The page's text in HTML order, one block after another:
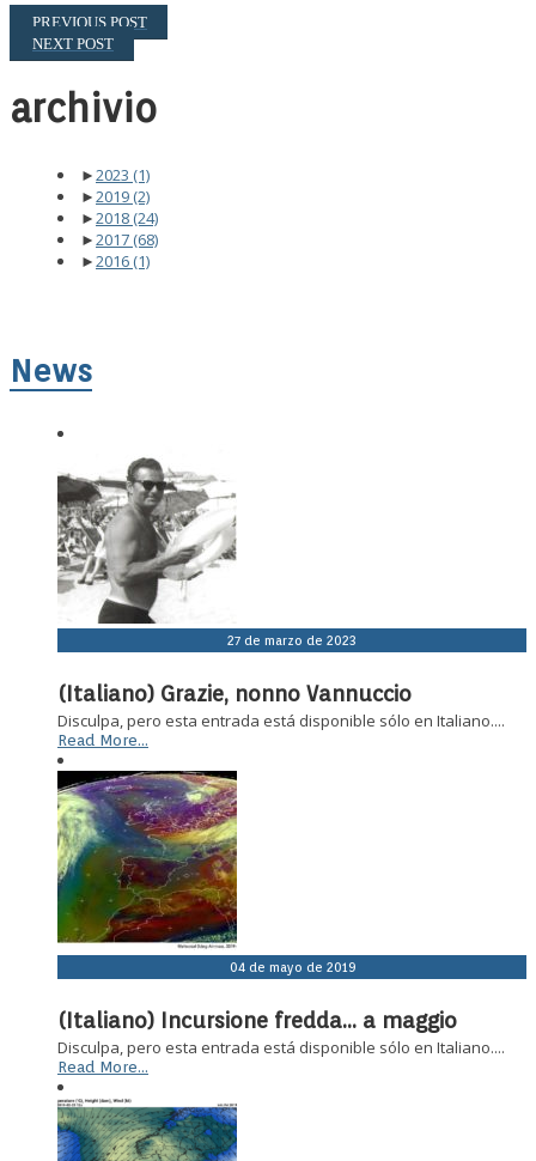
PREVIOUS POST
NEXT POST
archivio
►2023 (1)
►2019 (2)
►2018 (24)
►2017 (68)
►2016 (1)
News
27 de marzo de 2023
(Italiano) Grazie, nonno Vannuccio
Disculpa, pero esta entrada está disponible sólo en Italiano....
Read More...
04 de mayo de 2019
(Italiano) Incursione fredda… a maggio
Disculpa, pero esta entrada está disponible sólo en Italiano....
Read More...